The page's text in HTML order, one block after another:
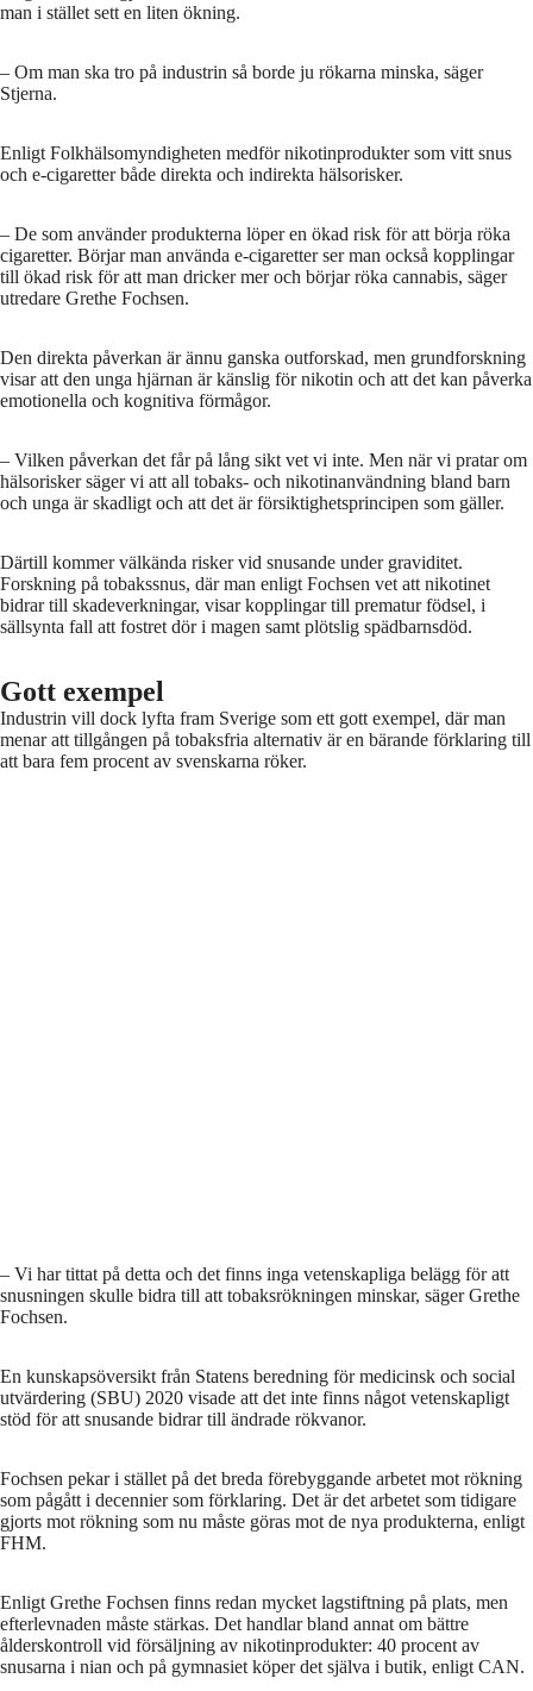
man i stället sett en liten ökning.
– Om man ska tro på industrin så borde ju rökarna minska, säger
Stjerna.
Enligt Folkhälsomyndigheten medför nikotinprodukter som vitt snus
och e-cigaretter både direkta och indirekta hälsorisker.
– De som använder produkterna löper en ökad risk för att börja röka
cigaretter. Börjar man använda e-cigaretter ser man också kopplingar
till ökad risk för att man dricker mer och börjar röka cannabis, säger
utredare Grethe Fochsen.
Den direkta påverkan är ännu ganska outforskad, men grundforskning
visar att den unga hjärnan är känslig för nikotin och att det kan påverka
emotionella och kognitiva förmågor.
– Vilken påverkan det får på lång sikt vet vi inte. Men när vi pratar om
hälsorisker säger vi att all tobaks- och nikotinanvändning bland barn
och unga är skadligt och att det är försiktighetsprincipen som gäller.
Därtill kommer välkända risker vid snusande under graviditet.
Forskning på tobakssnus, där man enligt Fochsen vet att nikotinet
bidrar till skadeverkningar, visar kopplingar till prematur födsel, i
sällsynta fall att fostret dör i magen samt plötslig spädbarnsdöd.
Gott exempel
Industrin vill dock lyfta fram Sverige som ett gott exempel, där man
menar att tillgången på tobaksfria alternativ är en bärande förklaring till
att bara fem procent av svenskarna röker.
– Vi har tittat på detta och det finns inga vetenskapliga belägg för att
snusningen skulle bidra till att tobaksrökningen minskar, säger Grethe
Fochsen.
En kunskapsöversikt från Statens beredning för medicinsk och social
utvärdering (SBU) 2020 visade att det inte finns något vetenskapligt
stöd för att snusande bidrar till ändrade rökvanor.
Fochsen pekar i stället på det breda förebyggande arbetet mot rökning
som pågått i decennier som förklaring. Det är det arbetet som tidigare
gjorts mot rökning som nu måste göras mot de nya produkterna, enligt
FHM.
Enligt Grethe Fochsen finns redan mycket lagstiftning på plats, men
efterlevnaden måste stärkas. Det handlar bland annat om bättre
ålderskontroll vid försäljning av nikotinprodukter: 40 procent av
snusarna i nian och på gymnasiet köper det själva i butik, enligt CAN.